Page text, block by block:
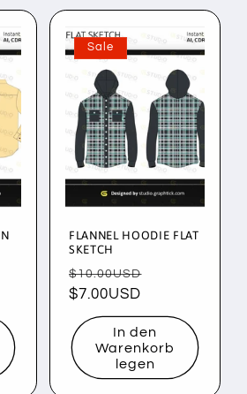
Sale
FLANNEL HOODIE FLAT
SKETCH
Normaler
Preis
$10.00USD
$7.00USD
In den
Warenkorb
legen